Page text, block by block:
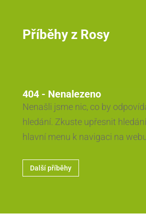
Příběhy z Rosy
404 - Nenalezeno
Nenašli jsme nic, co by
hledání. Zkuste upřesnit
hlavní menu k navigaci na
Další příběhy